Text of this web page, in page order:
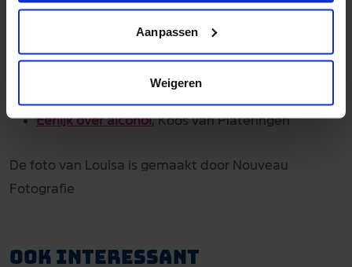
Aanpassen
Weigeren
Chardonnee,Claire Pooley
Nou, nog eentje dan,Mariëtte Wijne
Eerlijk over alcohol, Koos van Plateringen
De foto van Louisa is gemaakt door Nouveau
Fotografie
Ook interessant